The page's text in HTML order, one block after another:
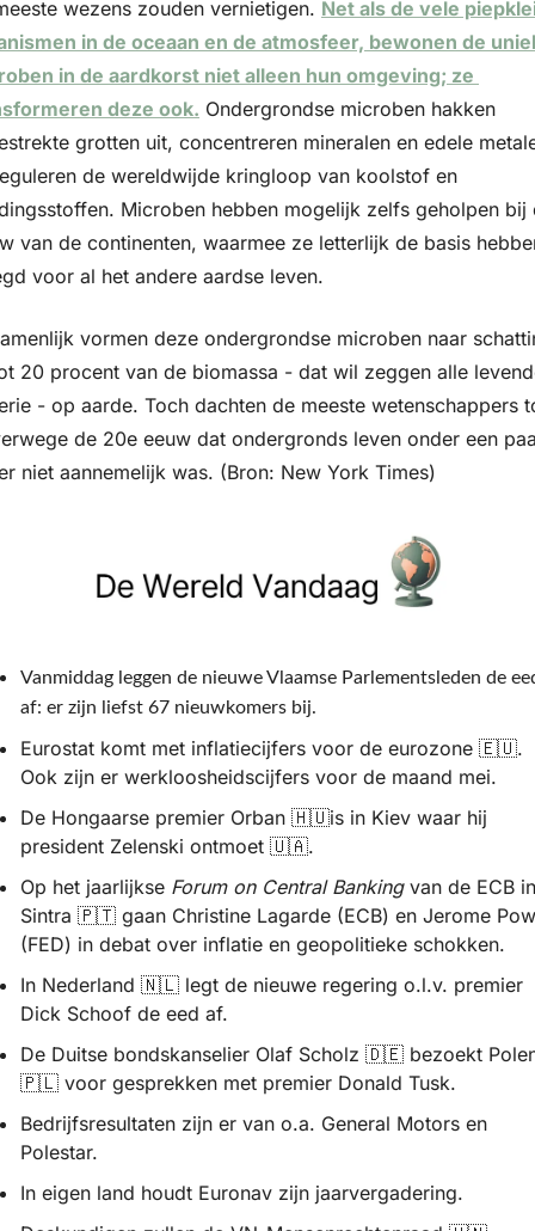
wezens zouden vernietigen. Net als de vele
in de oceaan en de atmosfeer, bewonen de
in de aardkorst niet alleen hun omgeving; ze
deze ook. Ondergrondse microben hakken
grotten uit, concentreren mineralen en edele
de wereldwijde kringloop van koolstof en
Microben hebben mogelijk zelfs geholpen bij
van de continenten, waarmee ze letterlijk de basis
voor al het andere aardse leven.
vormen deze ondergrondse microben naar
20 procent van de biomassa - dat wil zeggen alle
- op aarde. Toch dachten de meeste wetenschappers
de 20e eeuw dat ondergronds leven onder een
niet aannemelijk was. (Bron: New York Times)
Vanmiddag leggen de nieuwe Vlaamse Parlementsleden de
af: er zijn liefst 67 nieuwkomers bij.
Eurostat komt met inflatiecijfers voor de eurozone 🇪🇺.
Ook zijn er werkloosheidscijfers voor de maand mei.
De Hongaarse premier Orban 🇭🇺is in Kiev waar hij
president Zelenski ontmoet 🇺🇦.
Op het jaarlijkse Forum on Central Banking van de ECB in
Sintra 🇵🇹 gaan Christine Lagarde (ECB) en Jerome
(FED) in debat over inflatie en geopolitieke schokken.
In Nederland 🇳🇱 legt de nieuwe regering o.l.v. premier
Dick Schoof de eed af.
De Duitse bondskanselier Olaf Scholz 🇩🇪
🇵🇱 voor gesprekken met premier Donald Tusk.
Bedrijfsresultaten zijn er van o.a. General Motors en
Polestar.
In eigen land houdt Euronav zijn jaarvergadering.